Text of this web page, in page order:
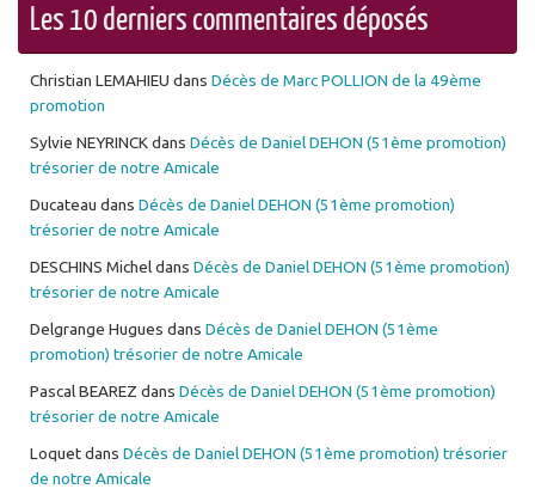
Les 10 derniers commentaires déposés
Christian LEMAHIEU dans Décès de Marc POLLION de la 49ème
promotion
Sylvie NEYRINCKdans Décès de Daniel DEHON (51ème promotion)
trésorier de notre Amicale
Ducateau dans Décès de Daniel DEHON (51ème promotion)
trésorier de notre Amicale
DESCHINS Micheldans Décès de Daniel DEHON (51ème promotion)
trésorier de notre Amicale
Delgrange Hugues dans Décès de Daniel DEHON (51ème
promotion) trésorier de notre Amicale
Pascal BEAREZ dans Décès de Daniel DEHON (51ème promotion)
trésorier de notre Amicale
Loquetdans Décès de Daniel DEHON (51ème promotion) trésorier
de notre Amicale